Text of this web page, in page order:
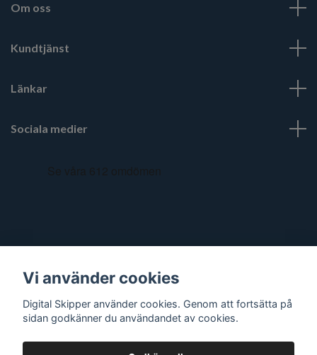
Om oss
Kundtjänst
Länkar
Sociala medier
Vi använder cookies
Digital Skipper använder cookies. Genom att fortsätta på
sidan godkänner du användandet av cookies.